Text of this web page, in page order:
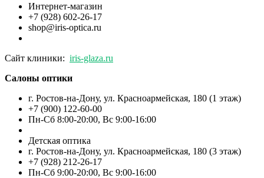
Интернет-магазин
+7 (928) 602-26-17
shop@iris-optica.ru
Сайт клиники: iris-glaza.ru
Салоны оптики
г. Ростов-на-Дону, ул. Красноармейская, 180 (1 этаж)
+7 (900) 122-60-00
Пн-Cб 8:00-20:00, Вс 9:00-16:00
Детская оптика
г. Ростов-на-Дону, ул. Красноармейская, 180 (3 этаж)
+7 (928) 212-26-17
Пн-Cб 9:00-20:00, Вс 9:00-16:00